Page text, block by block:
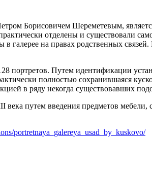
Борисовичем Шереметевым,
отделены и существовали
на правах родственных
портретов. Путем идентификации
полностью сохранившаяся
в ряду некогда существовавших
путем введения предметов мебели,
portretnaya_galereya_usad_by_kuskovo/